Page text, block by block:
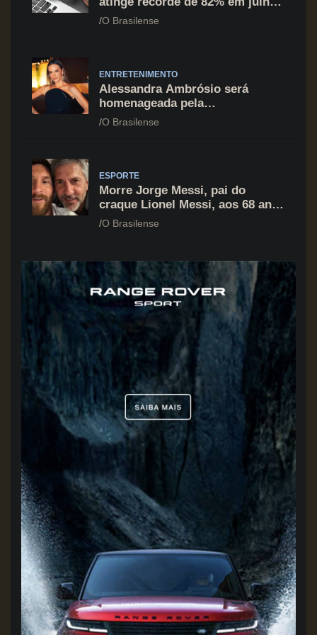
cartão de crédito segue como
O Brasilense
ENTRETENIMENTO
Alessandra Ambrósio será
homenageada pela
BrazilFoundation no New York
O Brasilense
ESPORTE
Morre Jorge Messi, pai do
craque Lionel Messi, aos 68 anos
na Argentina
O Brasilense